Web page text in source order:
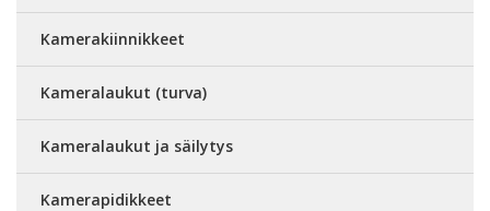
Kamerakiinnikkeet
Kameralaukut (turva)
Kameralaukut ja säilytys
Kamerapidikkeet